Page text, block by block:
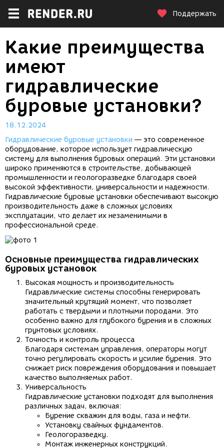
Поддержать
Какие преимущества
имеют
гидравлические
буровые установки?
18.12.2024
Гидравлические буровые установки — это современное
оборудование, которое использует гидравлическую
систему для выполнения буровых операций. Эти установки
широко применяются в строительстве, добывающей
промышленности и геологоразведке благодаря своей
высокой эффективности, универсальности и надежности.
Гидравлические буровые установки обеспечивают высокую
производительность даже в сложных условиях
эксплуатации, что делает их незаменимыми в
профессиональной среде.
Основные преимущества гидравлических
буровых установок
Высокая мощность и производительность
Гидравлические системы способны генерировать
значительный крутящий момент, что позволяет
работать с твердыми и плотными породами. Это
особенно важно для глубокого бурения и в сложных
грунтовых условиях.
Точность и контроль процесса
Благодаря системам управления, операторы могут
точно регулировать скорость и усилие бурения. Это
снижает риск повреждения оборудования и повышает
качество выполняемых работ.
Универсальность
Гидравлические установки подходят для выполнения
различных задач, включая:
Бурение скважин для воды, газа и нефти.
Установку свайных фундаментов.
Геологоразведку.
Монтаж инженерных конструкций.